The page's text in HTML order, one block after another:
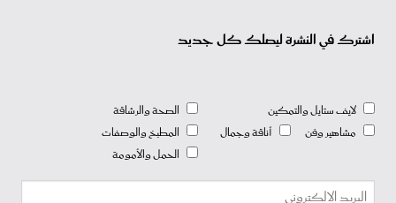
اشترك في النشرة ليصلك كل جديد
لايف ستايل والتمكين
مشاهير وفن
أناقة وجمال
الصحة والرشاقة
المطبخ والوصفات
الحمل والأمومة